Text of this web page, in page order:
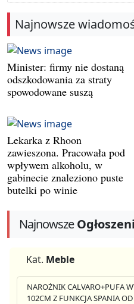
Najnowsze
Minister: firmy nie dostaną
odszkodowania za straty
spowodowane suszą
Lekarka z Rhoon
zawieszona. Pracowała pod
wpływem alkoholu, w
gabinecie znaleziono puste
butelki po winie
Najnowsze
Kat. Meble
NAROŻNIK CALVARO+PUFA
102CM Z FUNKCJA SPANIA